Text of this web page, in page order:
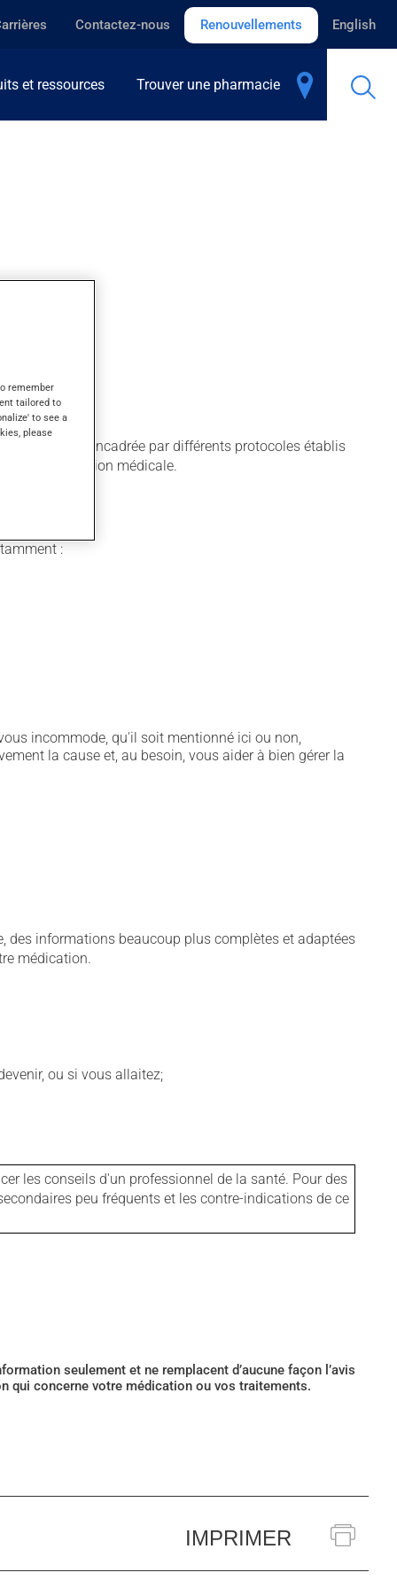
Contactez-nous Renouvellements English
et ressources Trouver une pharmacie
est encadrée par différents protocoles établis
votre condition médicale.
:
incommode, qu'il soit mentionné ici ou non,
la cause et, au besoin, vous aider à bien gérer la
des informations beaucoup plus complètes et adaptées
médication.
ou si vous allaitez;
les conseils d'un professionnel de la santé. Pour des
peu fréquents et les contre-indications de ce
seulement et ne remplacent d’aucune façon l’avis
qui concerne votre médication ou vos traitements.
IMPRIMER
remember
tailored to
to see a
please